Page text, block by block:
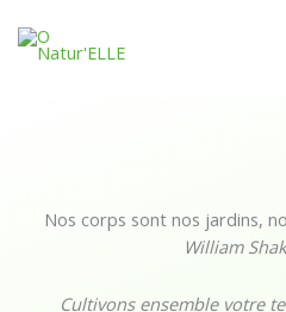
contenu
Nos corps sont nos jardins,
William
Cultivons ensemble votre